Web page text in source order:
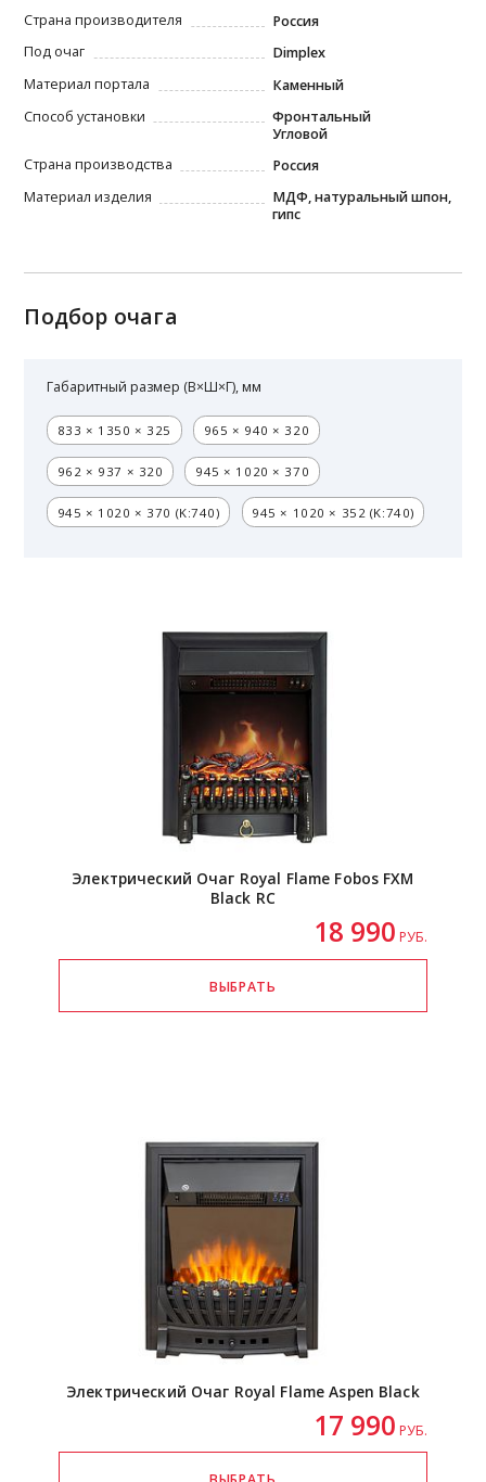
Страна производителя
Россия
Под очаг
Dimplex
Материал портала
Каменный
Способ установки
Фронтальный
Угловой
Страна производства
Россия
Материал изделия
МДФ, натуральный шпон,
гипс
Подбор очага
Габаритный размер (В×Ш×Г), мм
833 × 1350 × 325 965 × 940 × 320
962 × 937 × 320 945 × 1020 × 370
945 × 1020 × 370 (K:740) 945 × 1020 × 352 (K:740)
Электрический Очаг Royal Flame Fobos FXM
Black RC
18 990 РУБ.
Электрический Очаг Royal Flame Aspen Black
17 990 РУБ.